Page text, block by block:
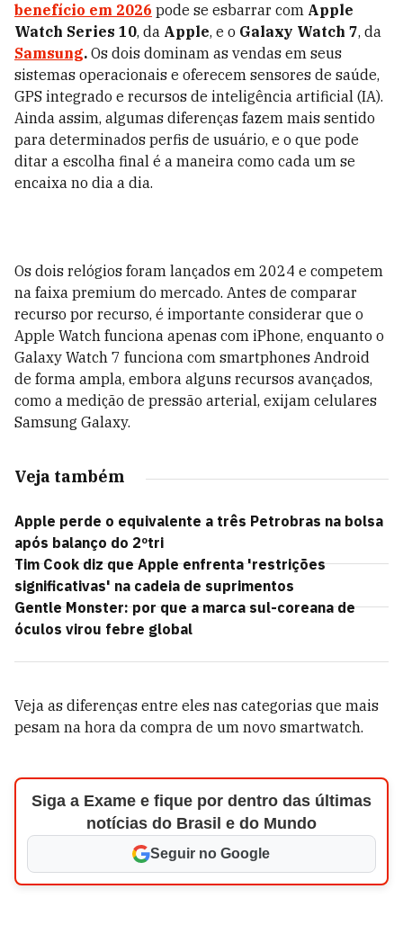
benefício em 2026 pode se esbarrar com Apple
Watch Series 10, da Apple, e o Galaxy Watch 7, da
Samsung. Os dois dominam as vendas em seus
sistemas operacionais e oferecem sensores de saúde,
GPS integrado e recursos de inteligência artificial (IA).
Ainda assim, algumas diferenças fazem mais sentido
para determinados perfis de usuário, e o que pode
ditar a escolha final é a maneira como cada um se
encaixa no dia a dia.
Os dois relógios foram lançados em 2024 e competem
na faixa premium do mercado. Antes de comparar
recurso por recurso, é importante considerar que o
Apple Watch funciona apenas com iPhone, enquanto o
Galaxy Watch 7 funciona com smartphones Android
de forma ampla, embora alguns recursos avançados,
como a medição de pressão arterial, exijam celulares
Samsung Galaxy.
Veja também
Apple perde o equivalente a três Petrobras na bolsa
após balanço do 2ºtri
Tim Cook diz que Apple enfrenta 'restrições
significativas' na cadeia de suprimentos
Gentle Monster: por que a marca sul-coreana de
óculos virou febre global
Veja as diferenças entre eles nas categorias que mais
pesam na hora da compra de um novo smartwatch.
Siga a Exame e fique por dentro das últimas
notícias do Brasil e do Mundo
Seguir no Google